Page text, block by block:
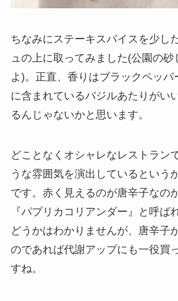
ちなみにステーキスパイスを少し
ュの上に取ってみました(公園の砂
よ)。正直、香りはブラックペッパ
に含まれているバジルあたりがい
るんじゃないかと思います。
どことなくオシャレなレストラン
うな雰囲気を演出しているという
です。赤く見えるのが唐辛子なの
『パプリカコリアンダー』と呼ば
どうかはわかりませんが、唐辛子
のであれば代謝アップにも一役買
すね。